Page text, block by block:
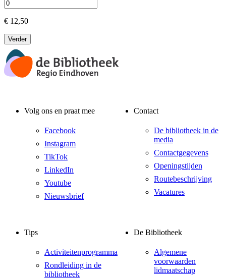
€ 12,50
Verder
Volg ons en praat mee
Facebook
Instagram
TikTok
LinkedIn
Youtube
Nieuwsbrief
Contact
De bibliotheek in de
media
Contactgegevens
Openingstijden
Routebeschrijving
Vacatures
Tips
Activiteitenprogramma
Rondleiding in de
bibliotheek
De Bibliotheek
Algemene
voorwaarden
lidmaatschap